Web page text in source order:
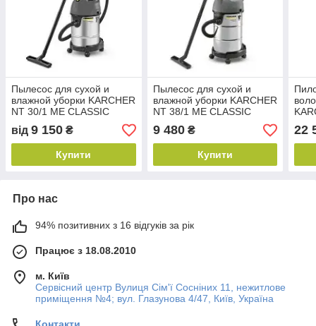
Пылесос для сухой и
влажной уборки KARCHER
NT 30/1 ME CLASSIC
від 9 150 ₴
Купити
Пылесос для сухой и
влажной уборки KARCHER
NT 38/1 ME CLASSIC
9 480₴
Купити
22
Про нас
94% позитивних з 16 відгуків за рік
Працює з 18.08.2010
м. Київ
Сервісний центр Вулиця Сім'ї Сосніних 11, нежитлове
приміщення №4; вул. Глазунова 4/47, Київ, Україна